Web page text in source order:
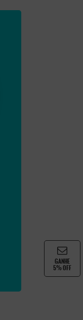
GANHE
5% OFF